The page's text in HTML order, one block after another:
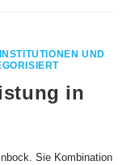
INSTITUTIONEN UND
in
Sie Kombination